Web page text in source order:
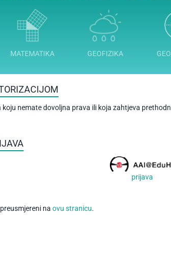
MATEMATIKA GEOFIZIKA
nemate dovoljna prava ili koja zahtjeva
prijava
na ovu stranicu.